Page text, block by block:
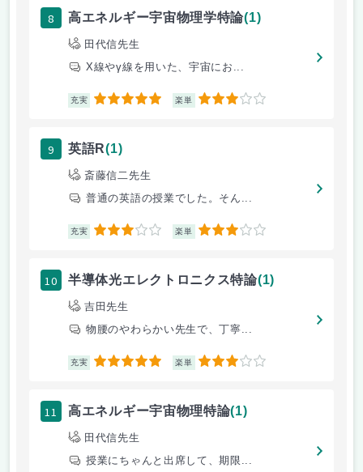
8 高エネルギー宇宙物理学特論(1)
田代信先生
X線やγ線を用いた、宇宙にお...
充実 5 楽単 3
9 英語R(1)
斎藤信二先生
普通の英語の授業でした。そん...
充実 3 楽単 3
10 半導体光エレクトロニクス特論(1)
吉田先生
物腰のやわらかい先生で、丁寧...
充実 5 楽単 3
11 高エネルギー宇宙物理特論(1)
田代信先生
授業にちゃんと出席して、期限...